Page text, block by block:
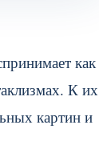
как
К их
картин и